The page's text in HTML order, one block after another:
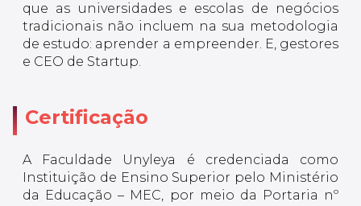
que as universidades e escolas de negócios
tradicionais não incluem na sua metodologia
de estudo: aprender a empreender. E, gestores
e CEO de Startup.
Certificação
A Faculdade Unyleya é credenciada como
Instituição de Ensino Superior pelo Ministério
da Educação – MEC, por meio da Portaria nº